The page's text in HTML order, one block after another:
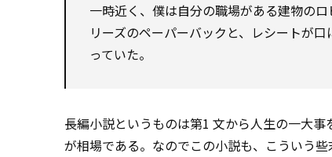
一時近く、僕は自分の職場がある建物のロ
リーズのペーパーバックと、レシートが
っていた。
長編小説というものは第1 文から人生の一大
が相場である。なのでこの小説も、こういう